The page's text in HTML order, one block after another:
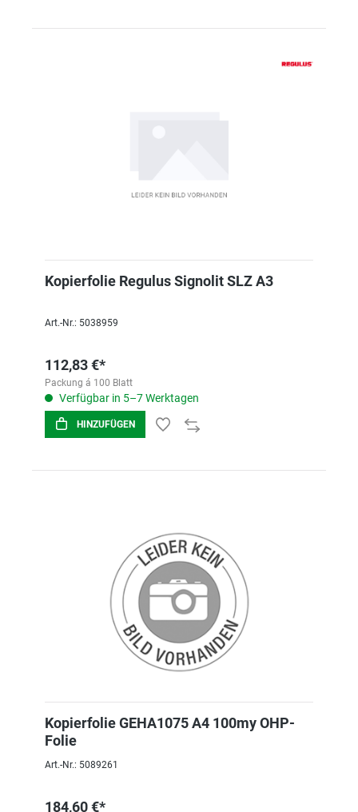
Kopierfolie Regulus Signolit SLZ A3
Art.-Nr.: 5038959
112,83 €*
Packung á 100 Blatt
Verfügbar in 5–7 Werktagen
HINZUFÜGEN
Kopierfolie GEHA1075 A4 100my OHP-
Folie
Art.-Nr.: 5089261
184,60 €*